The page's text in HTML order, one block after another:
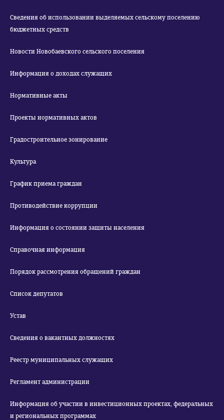
Сведения об использовании выделяемых сельскому поселению
бюджетных средств
Новости Новобаевского сельского поселения
Информация о доходах служащих
Нормативные акты
Проекты нормативных актов
Градостроительное зонирование
Культура
График приема граждан
Противодействие коррупции
Информация о состоянии защиты населения
Справочная информация
Порядок рассмотрения обращений граждан
Список депутатов
Устав
Сведения о вакантных должностях
Реестр муниципальных служащих
Регламент администрации
Информация об участии в инвестиционных проектах, федеральных
и региональных программах